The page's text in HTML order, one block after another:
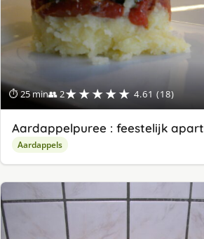
⏱ 25 min👥 2★★★★★ 4.61 (18)
Aardappelpuree : feestelijk apart
Aardappels